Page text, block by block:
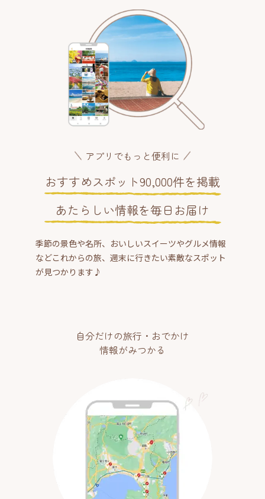
アプリでもっと便利に
おすすめスポット90,000件を掲載
あたらしい情報を毎日お届け
季節の景色や名所、おいしいスイーツやグルメ情報
などこれからの旅、週末に行きたい素敵なスポット
が見つかります♪
自分だけの旅行・おでかけ
情報がみつかる